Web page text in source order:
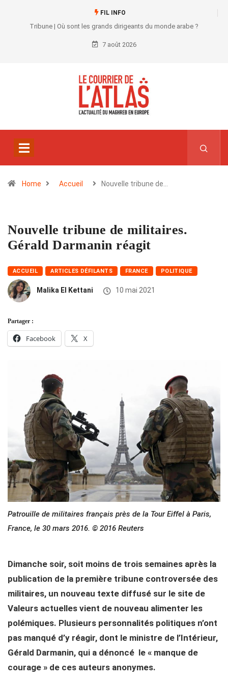
FIL INFO
Tribune | Où sont les grands dirigeants du monde arabe ?
7 août 2026
Home Accueil Nouvelle tribune de…
Nouvelle tribune de militaires.
Gérald Darmanin réagit
ACCUEIL ARTICLES DÉFILANTS FRANCE POLITIQUE
Malika El Kettani 10 mai 2021
Partager :
Facebook X
Patrouille de militaires français près de la Tour Eiffel à Paris,
France, le 30 mars 2016. © 2016 Reuters
Dimanche soir, soit moins de trois semaines après la
publication de la première tribune controversée des
militaires, un nouveau texte diffusé sur le site de
Valeurs actuelles vient de nouveau alimenter les
polémiques. Plusieurs personnalités politiques n’ont
pas manqué d’y réagir, dont le ministre de l’Intérieur,
Gérald Darmanin, qui a dénoncé le « manque de
courage » de ces auteurs anonymes.